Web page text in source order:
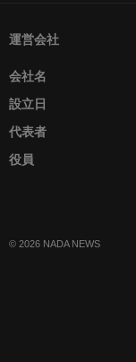
運営会社
会社名
設立日
代表者
役員
© 2026 NADA NEWS